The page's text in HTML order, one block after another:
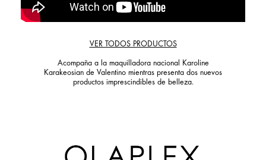
VER TODOS PRODUCTOS
Acompaña a la maquilladora nacional Karoline
Karakeosian de Valentino mientras presenta dos nuevos
productos imprescindibles de belleza.